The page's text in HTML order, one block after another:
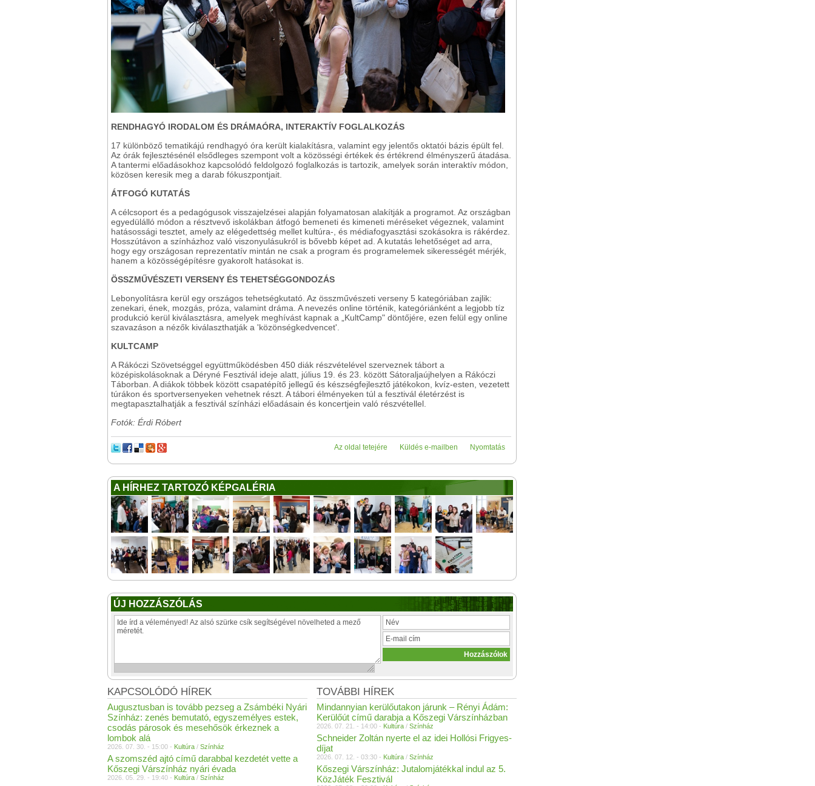
RENDHAGYÓ IRODALOM ÉS DRÁMAÓRA, INTERAKTÍV FOGLALKOZÁS
17 különböző tematikájú rendhagyó óra került kialakításra, valamint egy jelentős oktatói bázis épült fel.
Az órák fejlesztésénél elsődleges szempont volt a közösségi értékek és értékrend élményszerű átadása.
A tantermi előadásokhoz kapcsolódó feldolgozó foglalkozás is tartozik, amelyek során interaktív módon,
közösen keresik meg a darab fókuszpontjait.
ÁTFOGÓ KUTATÁS
A célcsoport és a pedagógusok visszajelzései alapján folyamatosan alakítják a programot. Az országban
egyedülálló módon a résztvevő iskolákban átfogó bemeneti és kimeneti méréseket végeznek, valamint
hatásossági tesztet, amely az elégedettség mellet kultúra-, és médiafogyasztási szokásokra is rákérdez.
Hosszútávon a színházhoz való viszonyulásukról is bővebb képet ad. A kutatás lehetőséget ad arra,
hogy egy országosan reprezentatív mintán ne csak a program és programelemek sikerességét mérjék,
hanem a közösségépítésre gyakorolt hatásokat is.
ÖSSZMŰVÉSZETI VERSENY ÉS TEHETSÉGGONDOZÁS
Lebonyolításra kerül egy országos tehetségkutató. Az összművészeti verseny 5 kategóriában zajlik:
zenekari, ének, mozgás, próza, valamint dráma. A nevezés online történik, kategóriánként a legjobb tíz
produkció kerül kiválasztásra, amelyek meghívást kapnak a „KultCamp" döntőjére, ezen felül egy online
szavazáson a nézők kiválaszthatják a 'közönségkedvencet'.
KULTCAMP
A Rákóczi Szövetséggel együttműködésben 450 diák részvételével szerveznek tábort a
középiskolásoknak a Déryné Fesztivál ideje alatt, július 19. és 23. között Sátoraljaújhelyen a Rákóczi
Táborban. A diákok többek között csapatépítő jellegű és készségfejlesztő játékokon, kvíz-esten, vezetett
túrákon és sportversenyeken vehetnek részt. A tábori élményeken túl a fesztivál életérzést is
megtapasztalhatják a fesztivál színházi előadásain és koncertjein való részvétellel.
Fotók: Érdi Róbert
Nyomtatás
Küldés e-mailben
Az oldal tetejére
A HÍRHEZ TARTOZÓ KÉPGALÉRIA
ÚJ HOZZÁSZÓLÁS
TOVÁBBI HÍREK
Mindannyian kerülőutakon járunk – Rényi Ádám:
Kerülőút című darabja a Kőszegi Várszínházban
2026. 07. 21. - 14:00 - Kultúra / Színház
Schneider Zoltán nyerte el az idei Hollósi Frigyes-
díjat
2026. 07. 12. - 03:30 - Kultúra / Színház
Kőszegi Várszínház: Jutalomjátékkal indul az 5.
KözJáték Fesztivál
KAPCSOLÓDÓ HÍREK
Augusztusban is tovább pezseg a Zsámbéki Nyári
Színház: zenés bemutató, egyszemélyes estek,
csodás párosok és mesehősök érkeznek a
lombok alá
2026. 07. 30. - 15:00 - Kultúra / Színház
A szomszéd ajtó című darabbal kezdetét vette a
Kőszegi Várszínház nyári évada
2026. 05. 29. - 19:40 - Kultúra / Színház